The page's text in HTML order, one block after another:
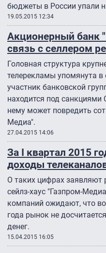
бюджеты в России упали
19.05.2015 12:34
Акционерный банк
связь с селлером
Головная структура
телерекламы упомянута в
участник банковской
находится под
нему может повредить
Медиа".
27.04.2015 14:06
За I квартал 2015
доходы
О таких цифрах заявляют
сейлз-хаус "Газпром-
компаний ожидают, что
года рынок не
денег.
15.04.2015 16:05